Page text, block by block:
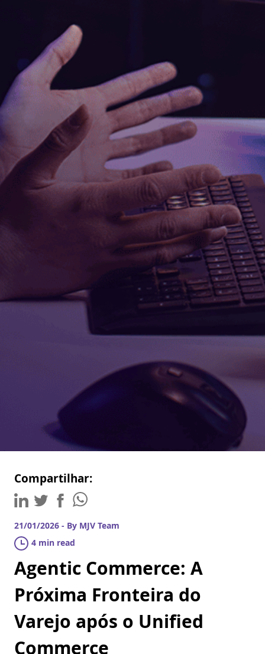
Compartilhar:
21/01/2026 - By MJV Team
4 min read
Agentic Commerce: A
Próxima Fronteira do
Varejo após o Unified
Commerce